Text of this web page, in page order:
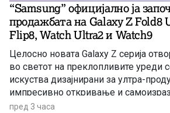
“Samsung” официјално ја
продажбата на Galaxy Z Fold8
Flip8, Watch Ultra2 и Watch9
Целосно новата Galaxy Z серија
во светот на преклопливите уреди
искуства дизајнирани за ултра-
импресивно откривање и
надополнета со новите Galaxy Watch
пред 3 часа